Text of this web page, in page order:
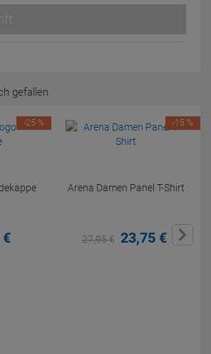
gefallen
€
-25 %
Arena Damen Panel T-Shirt
27,95€ 23,75 €
-15 %